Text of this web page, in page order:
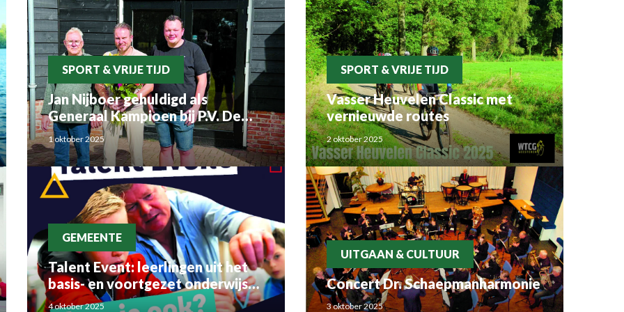
SPORT & VRIJE TIJD
Jan Nijboer gehuldigd als
Generaal Kampioen bij P.V. De
Luchtbode
1 oktober 2025
SPORT & VRIJE TIJD
Vasser Heuvelen Classic met
vernieuwde routes
2 oktober 2025
GEMEENTE
Talent Event: leerlingen uit het
basis- en voortgezet onderwijs
ontdekken bedrijven uit de regio
4 oktober 2025
UITGAAN & CULTUUR
Concert Dr. Schaepmanharmonie
3 oktober 2025